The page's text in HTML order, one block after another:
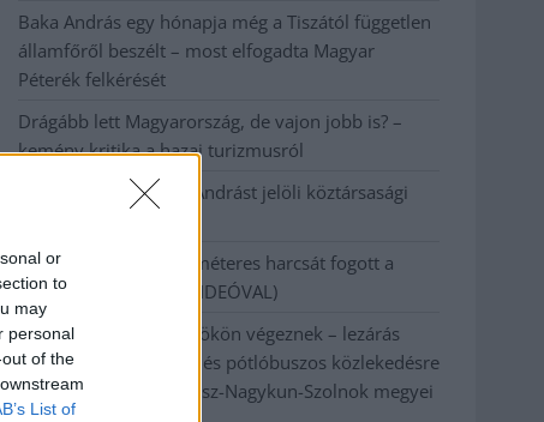
or
to
may
personal
of the
List of
Baka András egy hónapja még a Tiszától független
államfőről beszélt – most elfogadta Magyar
Péterék felkérését
Drágább lett Magyarország, de vajon jobb is? –
kemény kritika a hazai turizmusról
A Tisza Párt Dr. Baka Andrást jelöli köztársasági
Óriási, több mint két méteres harcsát fogott a
Tiszán a 13 éves fiú (VIDEÓVAL)
Hétfőn kezdik, csütörtökön végeznek – lezárás
miatt fennakadásokra és pótlóbuszos közlekedésre
számítsunk az egyik Jász-Nagykun-Szolnok megyei